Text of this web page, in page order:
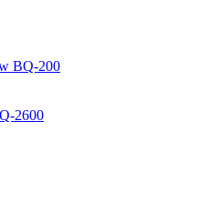
BQ-200
2600